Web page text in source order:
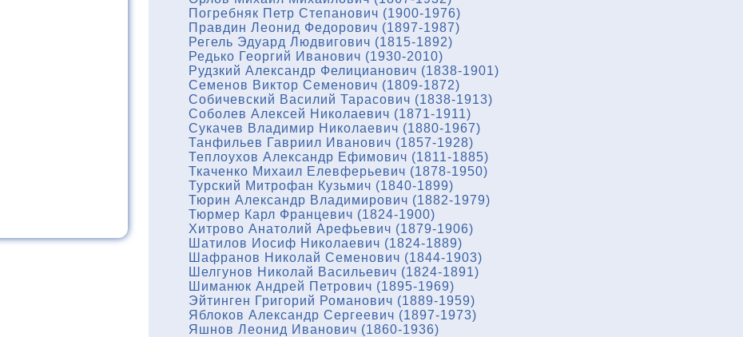
Погребняк Петр Степанович (1900-1976)
Правдин Леонид Федорович (1897-1987)
Регель Эдуард Людвигович (1815-1892)
Редько Георгий Иванович (1930-2010)
Рудзкий Александр Фелицианович (1838-1901)
Семенов Виктор Семенович (1809-1872)
Собичевский Василий Тарасович (1838-1913)
Соболев Алексей Николаевич (1871-1911)
Сукачев Владимир Николаевич (1880-1967)
Танфильев Гавриил Иванович (1857-1928)
Теплоухов Александр Ефимович (1811-1885)
Ткаченко Михаил Елевферьевич (1878-1950)
Турский Митрофан Кузьмич (1840-1899)
Тюрин Александр Владимирович (1882-1979)
Тюрмер Карл Францевич (1824-1900)
Хитрово Анатолий Арефьевич (1879-1906)
Шатилов Иосиф Николаевич (1824-1889)
Шафранов Николай Семенович (1844-1903)
Шелгунов Николай Васильевич (1824-1891)
Шиманюк Андрей Петрович (1895-1969)
Эйтинген Григорий Романович (1889-1959)
Яблоков Александр Сергеевич (1897-1973)
Яшнов Леонид Иванович (1860-1936)